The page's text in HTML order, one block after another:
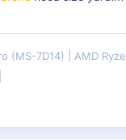
(MS-7D14) AMD